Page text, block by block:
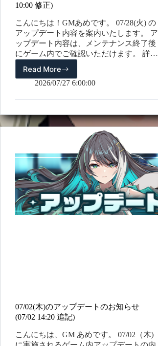
10:00 修正)
こんにちは！GMあめです。 07/28(火) の
アップデート内容を案内いたします。 ア
ップデート内容は、メンテナンス終了後
にゲーム内でご確認いただけます。 詳細
(7/29 10:00 修正) オートマタ・ラムダブー
スター : リミテッドスカウトチケット >
仲間になります。 ＊名前 : ラムダ ＊属
性…
Read More07/28(火)
の
ッ
お
知
ら
せ
(7/29
10:00
2026/07/27 6:00:00
07/02(木)のアップデートのお知らせ
(07/02 14:20 追記)
こんにちは、GM あめです。 07/02（木)